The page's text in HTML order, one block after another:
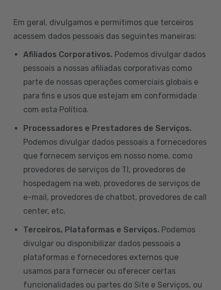
Em geral, divulgamos e permitimos que terceiros
acessem dados pessoais das seguintes maneiras:
Afiliados Corporativos. Podemos divulgar dados
pessoais a nossas afiliadas corporativas como
parte de nossas operações comerciais globais e
para fins e usos que estejam em conformidade
com esta Política.
Processadores e Prestadores de Serviços.
Podemos divulgar dados pessoais a fornecedores
que fornecem serviços em nosso nome, como
provedores de serviços de TI, provedores de
hospedagem na web, provedores de serviços de
e-mail, provedores de chatbot, provedores de call
center, etc.
Terceiros, Plataformas e Serviços. Podemos
divulgar ou disponibilizar dados pessoais a
plataformas e fornecedores externos que
usamos para fornecer ou oferecer certas
funcionalidades ou partes do Site e Serviços, ou